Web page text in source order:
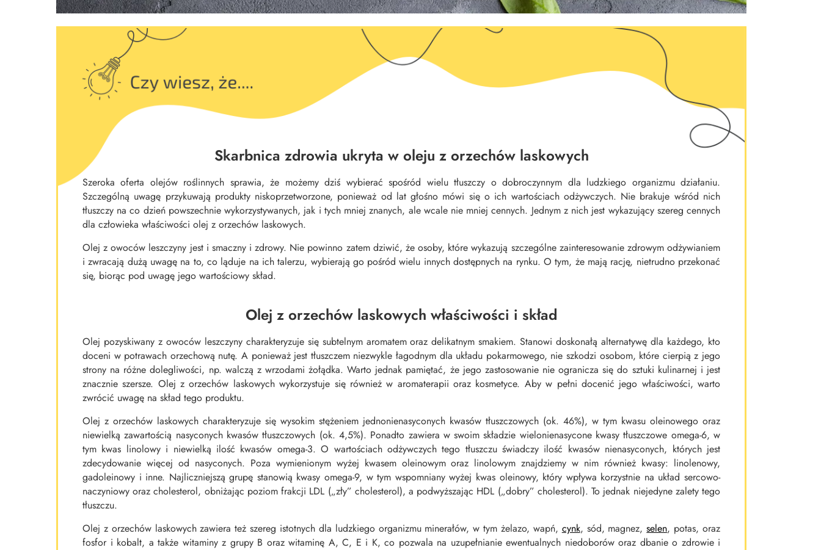
Skarbnica zdrowia ukryta w oleju z orzechów laskowych
Szeroka oferta olejów roślinnych sprawia, że możemy dziś wybierać spośród wielu tłuszczy o dobroczynnym dla ludzkiego organizmu działaniu.
Szczególną uwagę przykuwają produkty niskoprzetworzone, ponieważ od lat głośno mówi się o ich wartościach odżywczych. Nie brakuje wśród nich
tłuszczy na co dzień powszechnie wykorzystywanych, jak i tych mniej znanych, ale wcale nie mniej cennych. Jednym z nich jest wykazujący szereg cennych
dla człowieka właściwości olej z orzechów laskowych.
Olej z owoców leszczyny jest i smaczny i zdrowy. Nie powinno zatem dziwić, że osoby, które wykazują szczególne zainteresowanie zdrowym odżywianiem
i zwracają dużą uwagę na to, co ląduje na ich talerzu, wybierają go pośród wielu innych dostępnych na rynku. O tym, że mają rację, nietrudno przekonać
się, biorąc pod uwagę jego wartościowy skład.
Olej z orzechów laskowych właściwości i skład
Olej pozyskiwany z owoców leszczyny charakteryzuje się subtelnym aromatem oraz delikatnym smakiem. Stanowi doskonałą alternatywę dla każdego, kto
doceni w potrawach orzechową nutę. A ponieważ jest tłuszczem niezwykle łagodnym dla układu pokarmowego, nie szkodzi osobom, które cierpią z jego
strony na różne dolegliwości, np. walczą z wrzodami żołądka. Warto jednak pamiętać, że jego zastosowanie nie ogranicza się do sztuki kulinarnej i jest
znacznie szersze. Olej z orzechów laskowych wykorzystuje się również w aromaterapii oraz kosmetyce. Aby w pełni docenić jego właściwości, warto
zwrócić uwagę na skład tego produktu.
Olej z orzechów laskowych charakteryzuje się wysokim stężeniem jednonienasyconych kwasów tłuszczowych (ok. 46%), w tym kwasu oleinowego oraz
niewielką zawartością nasyconych kwasów tłuszczowych (ok. 4,5%). Ponadto zawiera w swoim składzie wielonienasycone kwasy tłuszczowe omega-6, w
tym kwas linolowy i niewielką ilość kwasów omega-3. O wartościach odżywczych tego tłuszczu świadczy ilość kwasów nienasyconych, których jest
zdecydowanie więcej od nasyconych. Poza wymienionym wyżej kwasem oleinowym oraz linolowym znajdziemy w nim również kwasy: linolenowy,
gadoleinowy i inne. Najliczniejszą grupę stanowią kwasy omega-9, w tym wspomniany wyżej kwas oleinowy, który wpływa korzystnie na układ sercowo-
naczyniowy oraz cholesterol, obniżając poziom frakcji LDL („zły” cholesterol), a podwyższając HDL („dobry” cholesterol). To jednak niejedyne zalety tego
tłuszczu.
Olej z orzechów laskowych zawiera też szereg istotnych dla ludzkiego organizmu minerałów, w tym żelazo, wapń, cynk, sód, magnez,selen, potas, oraz
fosfor i kobalt, a także witaminy z grupy B oraz witaminę A, C, E i K, co pozwala na uzupełnianie ewentualnych niedoborów oraz dbanie o zdrowie i